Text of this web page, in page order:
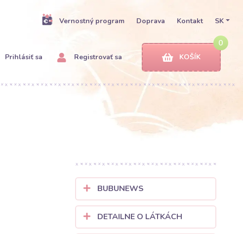
Vernostný program Doprava Kontakt SK
Prihlásiť sa Registrovať sa
0
KOŠÍK
BUBUNEWS
DETAILNE O LÁTKÁCH